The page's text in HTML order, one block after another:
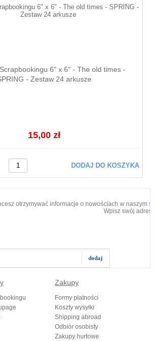
6" x 6" - The old times -
- Zestaw 24 arkusze
15,00 zł
DODAJ DO KOSZYKA
otrzymywać informacje o nowościach w naszym
Wpisz swój adres
Zakupy
Formy płatności
Koszty wysyłki
Shipping abroad
Odbiór osobisty
Zakupy hurtowe